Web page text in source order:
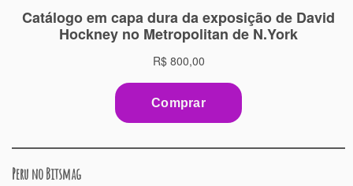
Peru no Bitsmag